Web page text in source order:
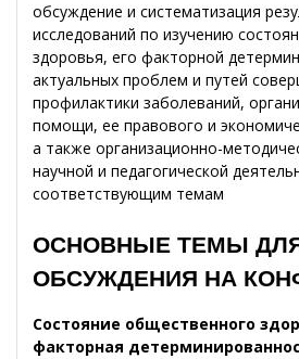
обсуждение и систематизация
исследований по изучению
здоровья, его факторной
актуальных проблем и путей
профилактики заболеваний,
помощи, ее правового и
а также организационно-
научной и педагогической
соответствующим темам
ОСНОВНЫЕ ТЕМЫ
ОБСУЖДЕНИЯ НА
Состояние общественного
факторная